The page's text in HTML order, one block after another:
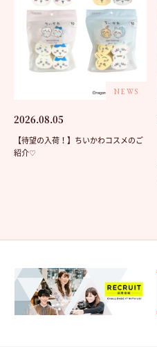
NEWS
2026.08.05
【待望の入荷！】ちいかわコスメのご
紹介♡